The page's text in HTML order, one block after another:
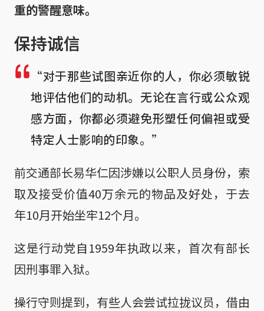
重的警醒意味。
保持诚信
“对于那些试图亲近你的人，你必须敏锐
地评估他们的动机。无论在言行或公众观
感方面，你都必须避免形塑任何偏袒或受
特定人士影响的印象。”
前交通部长易华仁因涉嫌以公职人员身份，索
取及接受价值40万余元的物品及好处，于去
年10月开始坐牢12个月。
这是行动党自1959年执政以来，首次有部长
因刑事罪入狱。
操行守则提到，有些人会尝试拉拢议员，借由